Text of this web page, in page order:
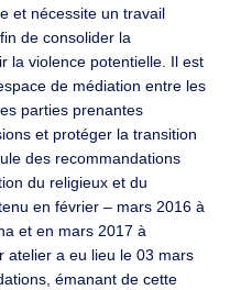
et nécessite un travail
de consolider la
la violence potentielle. Il est
de médiation entre les
parties prenantes
et protéger la transition
des recommandations
du religieux et du
en février – mars 2016 à
et en mars 2017 à
atelier a eu lieu le 03 mars
émanant de cette